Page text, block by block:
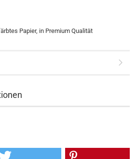
Papier, in Premium Qualität